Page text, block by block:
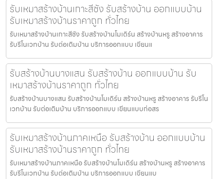
รับเหมาสร้างบ้านเกาะสีชัง รับสร้างบ้าน ออกแบบบ้าน
รับเหมาสร้างบ้านราคาถูก ทั่วไทย
รับเหมาสร้างบ้านเกาะสีชัง รับสร้างบ้านโมเดิร์น สร้างบ้านหรู สร้างอาคาร
รับรีโนเวทบ้าน รับต่อเติมบ้าน บริการออกแบบ เขียนแ
รับสร้างบ้านบางแสน รับสร้างบ้าน ออกแบบบ้าน รับ
เหมาสร้างบ้านราคาถูก ทั่วไทย
รับสร้างบ้านบางแสน รับสร้างบ้านโมเดิร์น สร้างบ้านหรู สร้างอาคาร รับรีโน
เวทบ้าน รับต่อเติมบ้าน บริการออกแบบ เขียนแบบก่อสร
รับเหมาสร้างบ้านภาคเหนือ รับสร้างบ้าน ออกแบบบ้าน
รับเหมาสร้างบ้านราคาถูก ทั่วไทย
รับเหมาสร้างบ้านภาคเหนือ รับสร้างบ้านโมเดิร์น สร้างบ้านหรู สร้างอาคาร
รับรีโนเวทบ้าน รับต่อเติมบ้าน บริการออกแบบ เขียนแบ